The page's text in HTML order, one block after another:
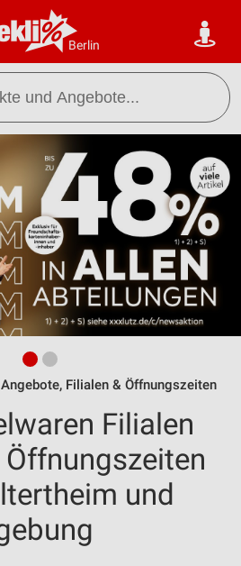
Berlin
Filialen & Öffnungszeiten
Filialen
Öffnungszeiten
und